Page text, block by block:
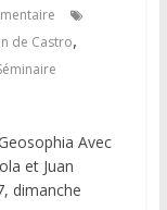
de Castro,
Avec
et Juan
dimanche